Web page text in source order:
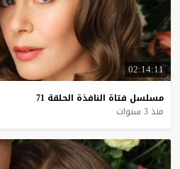
02:14:11
مسلسل فتاة النافذة الحلقة 71
منذ 3 سنوات